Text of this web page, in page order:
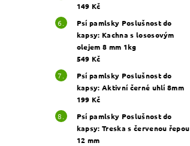
149 Kč
Psí pamlsky Poslušnost do
kapsy: Kachna s lososovým
olejem 8 mm 1kg
549 Kč
Psí pamlsky Poslušnost do
kapsy: Aktivní černé uhlí 8mm
199 Kč
Psí pamlsky Poslušnost do
kapsy: Treska s červenou řepou
12 mm